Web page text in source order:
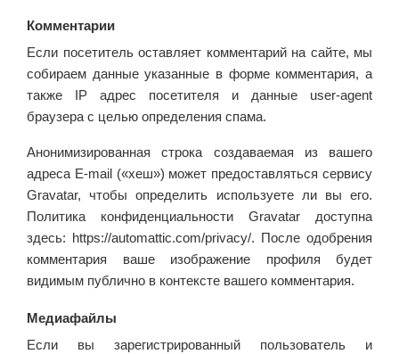
Комментарии
Если посетитель оставляет комментарий на сайте, мы
собираем данные указанные в форме комментария, а
также IP адрес посетителя и данные user-agent
браузера с целью определения спама.
Анонимизированная строка создаваемая из вашего
адреса E-mail («хеш») может предоставляться сервису
Gravatar, чтобы определить используете ли вы его.
Политика конфиденциальности Gravatar доступна
здесь: https://automattic.com/privacy/. После одобрения
комментария ваше изображение профиля будет
видимым публично в контексте вашего комментария.
Медиафайлы
Если вы зарегистрированный пользователь и